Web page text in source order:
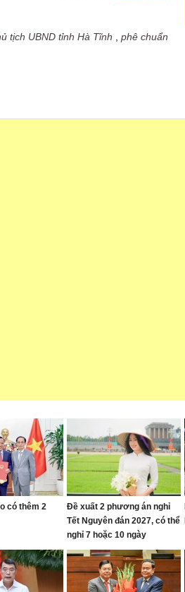
tịch UBND tỉnh Hà Tĩnh phê chuẩn
có thêm 2
Đề xuất 2 phương án nghỉ
Tết Nguyên đán 2027, có thể
nghỉ 7 hoặc 10 ngày